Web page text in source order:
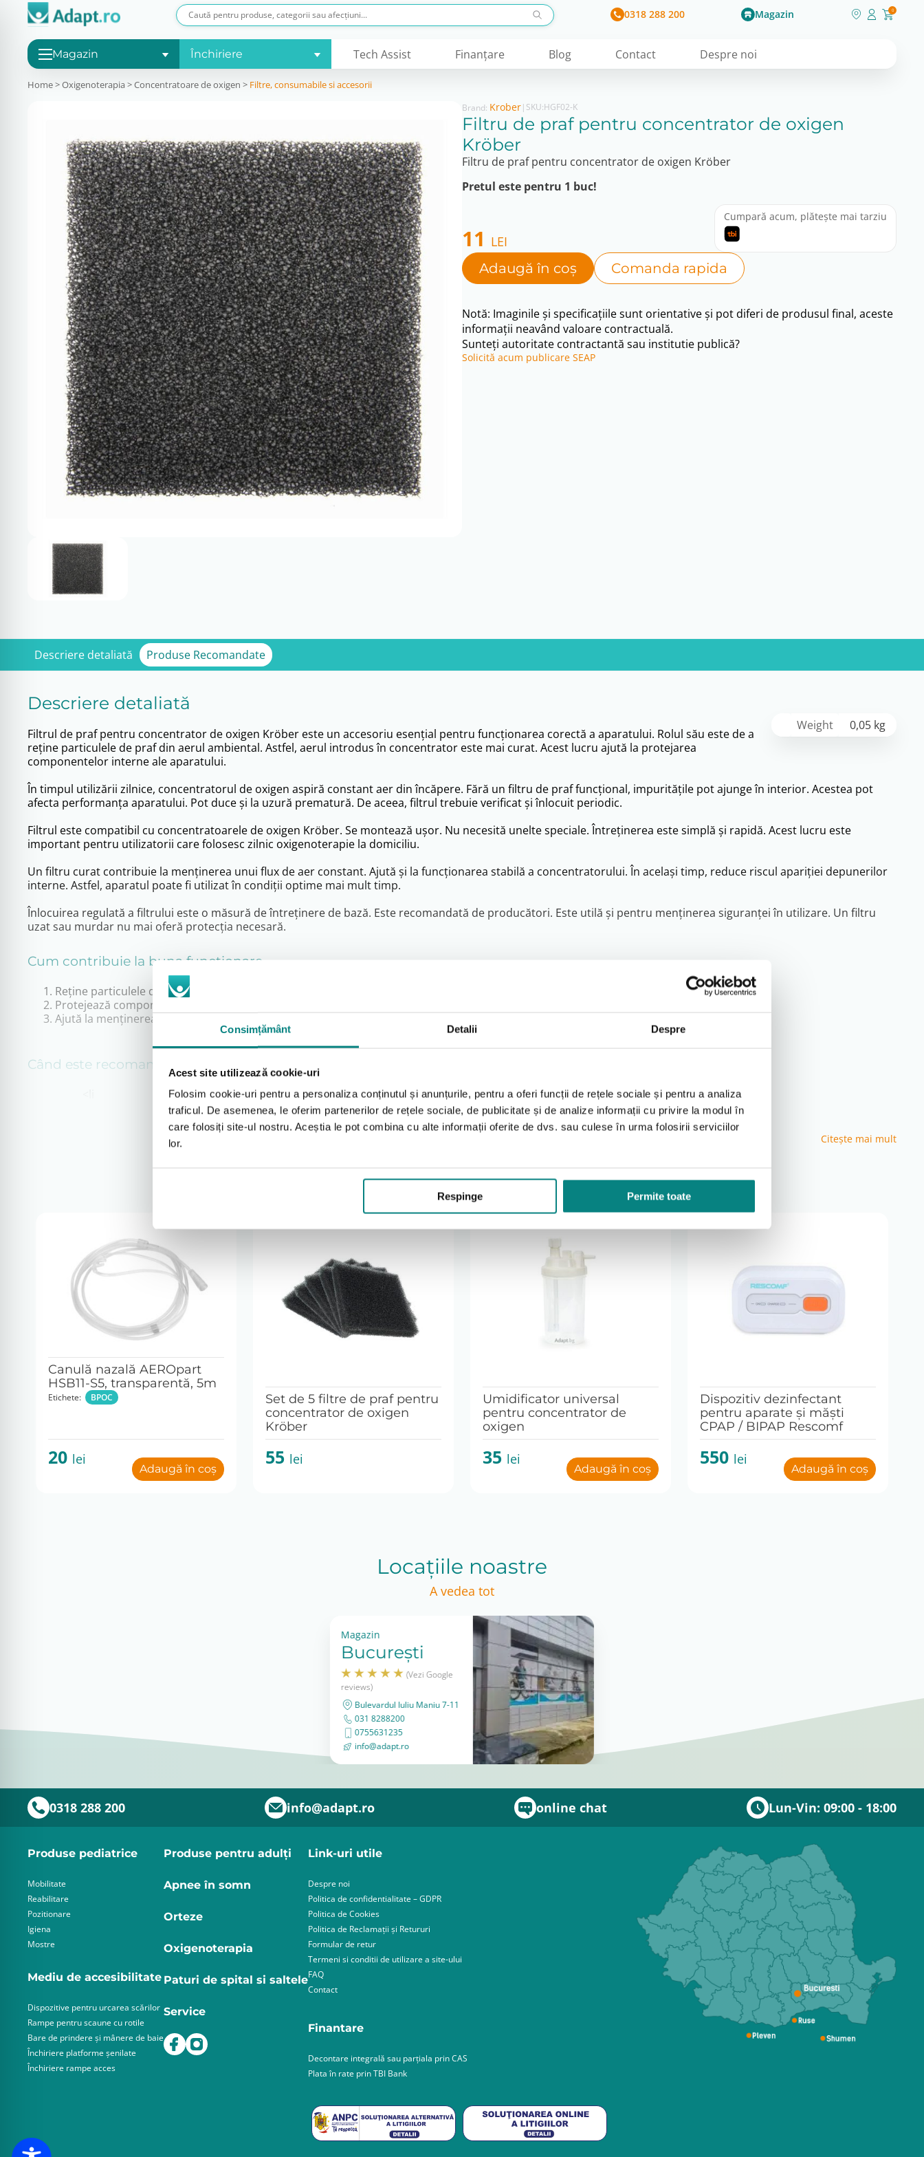
Consimțământ Detalii Despre
Acest site utilizează cookie-uri
Folosim cookie-uri pentru a personaliza conținutul și anunțurile, pentru a oferi funcții de rețele sociale și pentru a analiza
traficul. De asemenea, le oferim partenerilor de rețele sociale, de publicitate și de analize informații cu privire la modul în
care folosiți site-ul nostru. Aceștia le pot combina cu alte informații oferite de dvs. sau culese în urma folosirii serviciilor
lor.
Respinge Permite toate
0318 288 200 Magazin 0
Magazin Închiriere Tech Assist Finanţare Blog Contact Despre noi
Home>Oxigenoterapia >Concentratoare de oxigen > Filtre, consumabile si accesorii
Brand: Krober| SKU:HGF02-K
Filtru de praf pentru concentrator de oxigen
Kröber
Filtru de praf pentru concentrator de oxigen Kröber
Pretul este pentru 1 buc!
11 LEI
Cumpară acum, plătește mai tarziu
Adaugă în coș Comanda rapida
Notă: Imaginile și specificațiile sunt orientative și pot diferi de produsul final, aceste
informații neavând valoare contractuală.
Sunteți autoritate contractantă sau institutie publică?
Solicită acum publicare SEAP
Descriere detaliată Produse Recomandate
Descriere detaliată
Weight 0,05 kg
Filtrul de praf pentru concentrator de oxigen Kröber este un accesoriu esențial pentru funcționarea corectă a aparatului. Rolul său este de a
reține particulele de praf din aerul ambiental. Astfel, aerul introdus în concentrator este mai curat. Acest lucru ajută la protejarea
componentelor interne ale aparatului.
În timpul utilizării zilnice, concentratorul de oxigen aspiră constant aer din încăpere. Fără un filtru de praf funcțional, impuritățile pot ajunge în interior. Acestea pot
afecta performanța aparatului. Pot duce și la uzură prematură. De aceea, filtrul trebuie verificat și înlocuit periodic.
Filtrul este compatibil cu concentratoarele de oxigen Kröber. Se montează ușor. Nu necesită unelte speciale. Întreținerea este simplă și rapidă. Acest lucru este
important pentru utilizatorii care folosesc zilnic oxigenoterapie la domiciliu.
Un filtru curat contribuie la menținerea unui flux de aer constant. Ajută și la funcționarea stabilă a concentratorului. În același timp, reduce riscul apariției depunerilor
interne. Astfel, aparatul poate fi utilizat în condiții optime mai mult timp.
Înlocuirea regulată a filtrului este o măsură de întreținere de bază. Este recomandată de producători. Este utilă și pentru menținerea siguranței în utilizare. Un filtru
uzat sau murdar nu mai oferă protecția necesară.
Cum contribuie la buna funcționare
Reține particulele de praf din aerul aspirat de aparat.
Protejează componentele interne ale concentratorului.
Ajută la menținerea performanței pe termen lung.
Când este recomandată înlocuirea
Atunci când filtrul prezintă depuneri vizibile de praf.
Conform recomandărilor producătorului sau ale furnizorului.
Filtrul de praf pentru concentrator de oxigen Kröber este un accesoriu simplu, dar foarte important. Contribuie la buna funcționare a aparatului. Ajută la prelungirea
duratei de viață a concentratorului. Este o soluție practică pentru întreținerea corectă a echipamentului de oxigenoterapie la domiciliu.
Citeşte mai mult
Produse Recomandate
Canulă nazală AEROpart
HSB11-S5, transparentă, 5m
Etichete: BPOC
20 lei
Adaugă în coș
Set de 5 filtre de praf pentru
concentrator de oxigen
Kröber
55 lei
Umidificator universal
pentru concentrator de
oxigen
35 lei
Adaugă în coș
Dispozitiv dezinfectant
pentru aparate și măști
CPAP / BIPAP Rescomf
550 lei
Adaugă în coș
Locațiile noastre
A vedea tot
Magazin
București
(Vezi Google
reviews)
Bulevardul Iuliu Maniu 7-11
031 8288200
0755631235
info@adapt.ro
0318 288 200 info@adapt.ro online chat Lun-Vin: 09:00 - 18:00
Produse pediatrice
Mobilitate
Reabilitare
Pozitionare
Igiena
Mostre
Mediu de accesibilitate
Dispozitive pentru urcarea scărilor
Rampe pentru scaune cu rotile
Bare de prindere și mânere de baie
Închiriere platforme șenilate
Închiriere rampe acces
Produse pentru adulţi
Apnee în somn
Orteze
Oxigenoterapia
Paturi de spital si saltele
Service
Link-uri utile
Despre noi
Politica de confidentialitate – GDPR
Politica de Cookies
Politica de Reclamații și Retururi
Formular de retur
Termeni si conditii de utilizare a site-ului
FAQ
Contact
Finantare
Decontare integrală sau parțiala prin CAS
Plata în rate prin TBI Bank